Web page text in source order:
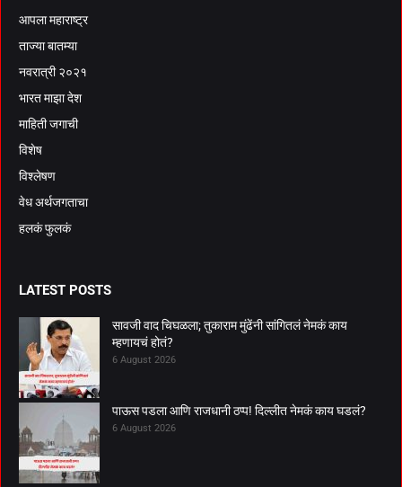
आपला महाराष्ट्र
ताज्या बातम्या
नवरात्री २०२१
भारत माझा देश
माहिती जगाची
विशेष
विश्लेषण
वेध अर्थजगताचा
हलकं फुलकं
LATEST POSTS
सावजी वाद चिघळला; तुकाराम मुंढेंनी सांगितलं नेमकं काय
म्हणायचं होतं?
6 August 2026
पाऊस पडला आणि राजधानी ठप्प! दिल्लीत नेमकं काय घडलं?
6 August 2026